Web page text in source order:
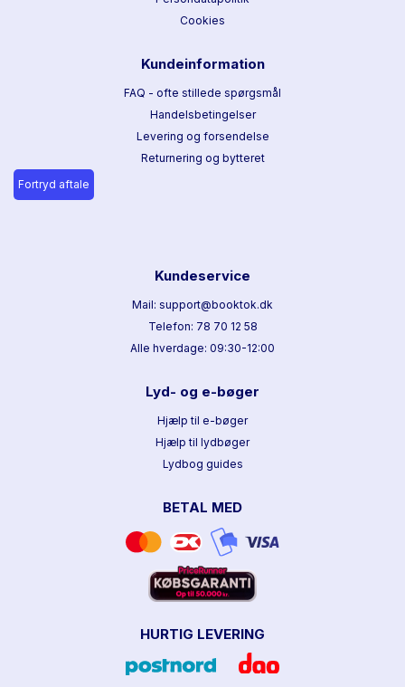
Cookies
Kundeinformation
FAQ - ofte stillede spørgsmål
Handelsbetingelser
Levering og forsendelse
Returnering og bytteret
Fortryd aftale
Kundeservice
Mail: support@booktok.dk
Telefon: 78 70 12 58
Alle hverdage: 09:30-12:00
Lyd- og e-bøger
Hjælp til e-bøger
Hjælp til lydbøger
Lydbog guides
BETAL MED
HURTIG LEVERING